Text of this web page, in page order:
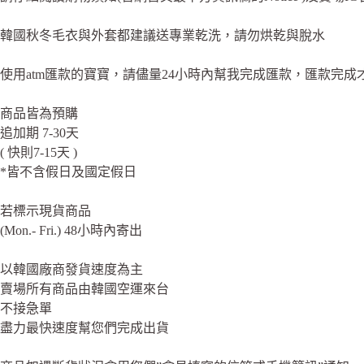
韓國秋冬毛衣與外套都建議送專業乾洗，請勿烘乾與脫水
使用atm匯款的寶寶，請儘量24小時內幫我完成匯款，匯款完成
商品皆為預購
追加期 7-30天
( 快則7-15天 )
*皆不含假日及國定假日
若標示現貨商品
(Mon.- Fri.) 48小時內寄出
以韓國廠商發貨速度為主
賣場所有商品由韓國空運來台
不接急單
盡力最快速度幫您們完成出貨